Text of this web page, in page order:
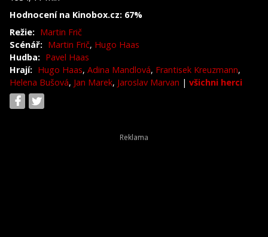
Hodnocení na Kinobox.cz: 67%
Režie: Martin Frič
Scénář: Martin Frič, Hugo Haas
Hudba: Pavel Haas
Hrají: Hugo Haas, Adina Mandlová, Frantisek Kreuzmann,
Helena Bušová, Jan Marek, Jaroslav Marvan | všichni herci